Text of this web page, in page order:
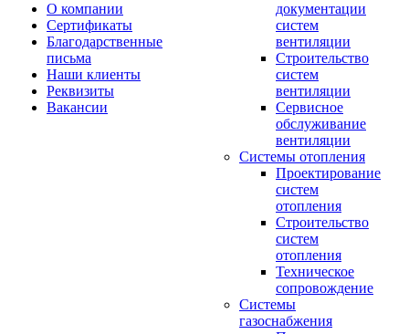
О компании
Сертификаты
Благодарственные
письма
Наши клиенты
Реквизиты
Вакансии
документации
систем
вентиляции
Строительство
систем
вентиляции
Сервисное
обслуживание
вентиляции
Системы отопления
Проектирование
систем
отопления
Строительство
систем
отопления
Техническое
сопровождение
Системы
газоснабжения